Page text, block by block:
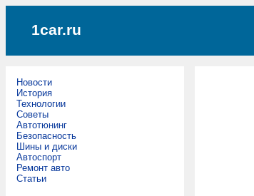
1car.ru
Новости
История
Технологии
Советы
Автотюнинг
Безопасность
Шины и диски
Автоспорт
Ремонт авто
Статьи